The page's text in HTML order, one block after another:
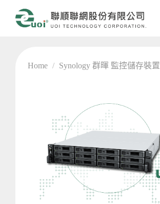
Home / Synology 群暉 監控儲存裝置